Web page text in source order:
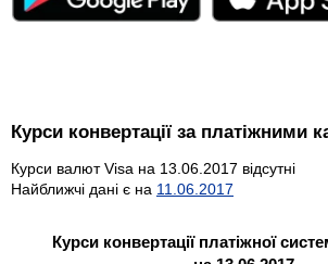
Курси конвертації за платіжними
Курси валют Visa на 13.06.2017 відсутні
Найближчі дані є на 11.06.2017
Курси конвертації платіжної